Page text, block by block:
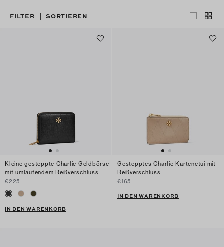
FILTER | SORTIEREN
Kleine gesteppte Charlie Geldbörse
mit umlaufendem Reißverschluss
€225
IN DEN WARENKORB
Gestepptes Charlie Kartenetui mit
Reißverschluss
€165
IN DEN WARENKORB